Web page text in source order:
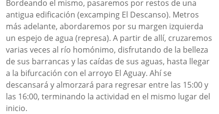
Bordeando el mismo, pasaremos por restos de una
antigua edificación (excamping El Descanso). Metros
más adelante, abordaremos por su margen izquierda
un espejo de agua (represa). A partir de allí, cruzaremos
varias veces al río homónimo, disfrutando de la belleza
de sus barrancas y las caídas de sus aguas, hasta llegar
a la bifurcación con el arroyo El Aguay. Ahí se
descansará y almorzará para regresar entre las 15:00 y
las 16:00, terminando la actividad en el mismo lugar del
inicio.